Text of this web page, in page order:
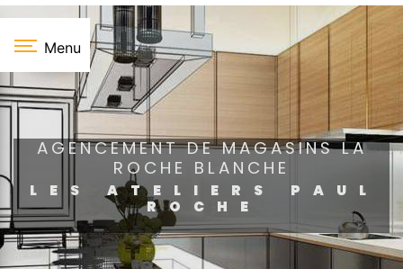
Menu
AGENCEMENT DE MAGASINS LA
ROCHE BLANCHE
LES ATELIERS PAUL
ROCHE
Panneau de gestion des cookies